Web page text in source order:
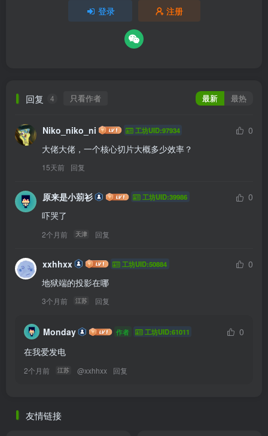
登录 注册
回复 4 只看作者 最新 最热
Niko_niko_ni 工坊UID:97934
0
大佬大佬，一个核心切片大概多少效率？
15天前 回复
原来是小莂衫 工坊UID:39986
0
吓哭了
2个月前 天津 回复
xxhhxx 工坊UID:50884
0
地狱端的投影在哪
3个月前 江苏 回复
Monday 作者 工坊UID:61011
0
在我爱发电
2个月前 江苏 @xxhhxx 回复
友情链接